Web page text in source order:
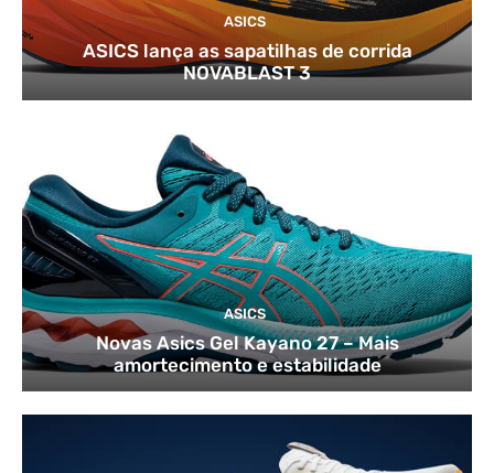
ASICS
ASICS lança as sapatilhas de corrida
NOVABLAST 3
ASICS
Novas Asics Gel Kayano 27 – Mais
amortecimento e estabilidade